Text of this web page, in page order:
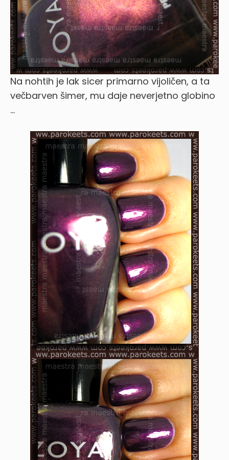
Na nohtih je lak sicer primarno vijoličen, a ta
večbarven šimer, mu daje neverjetno globino
…